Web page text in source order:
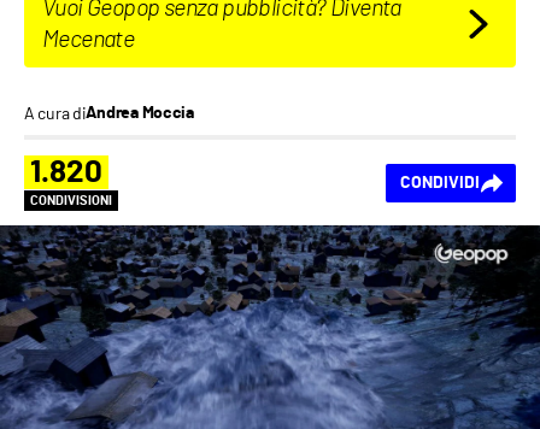
Vuoi Geopop senza pubblicità? Diventa
Mecenate
A cura diAndrea Moccia
1.820
CONDIVISIONI
CONDIVIDI